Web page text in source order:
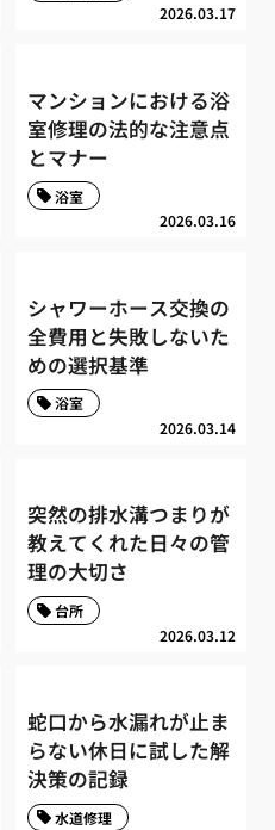
2026.03.17
マンションにおける浴
室修理の法的な注意点
とマナー
2026.03.16
浴室
シャワーホース交換の
全費用と失敗しないた
めの選択基準
2026.03.14
浴室
突然の排水溝つまりが
教えてくれた日々の管
理の大切さ
2026.03.12
台所
蛇口から水漏れが止ま
らない休日に試した解
決策の記録
水道修理